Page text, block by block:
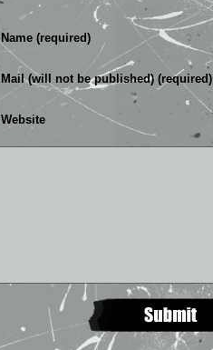
Name (required)
Mail (will not be published) (required)
Website